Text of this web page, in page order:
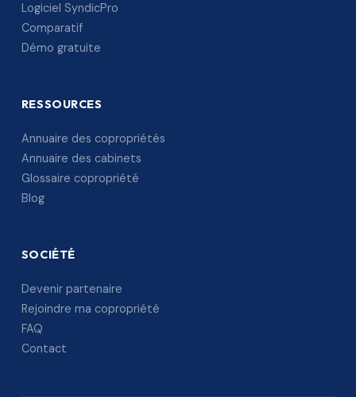
Logiciel SyndicPro
Comparatif
Démo gratuite
RESSOURCES
Annuaire des copropriétés
Annuaire des cabinets
Glossaire copropriété
Blog
SOCIÉTÉ
Devenir partenaire
Rejoindre ma copropriété
FAQ
Contact